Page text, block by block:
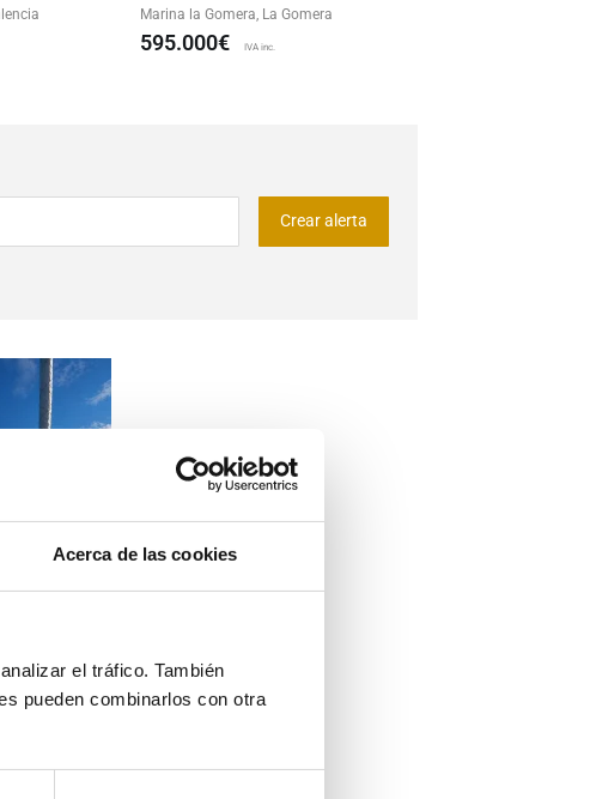
Acerca de las cookies
el tráfico. También
pueden combinarlos con otra
Marina la Gomera, La Gomera
595.000€ IVA inc.